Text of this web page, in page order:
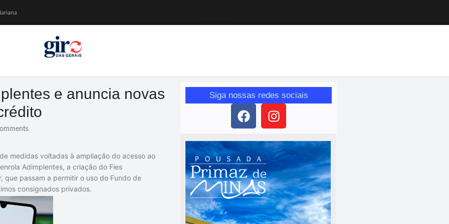
feminino
Wikimedia Brasil
e anuncia novas
medidas voltadas à ampliação do acesso ao
Adimplentes, a criação do Fies
que passam a permitir o uso do Fundo de
consignados privados.
Siga nossas redes sociais